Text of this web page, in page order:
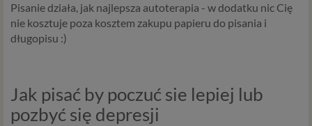
Pisanie działa, jak najlepsza autoterapia - w dodatku nic Cię
nie kosztuje poza kosztem zakupu papieru do pisania i
długopisu :)
Jak pisać by poczuć sie lepiej lub
pozbyć się depresji